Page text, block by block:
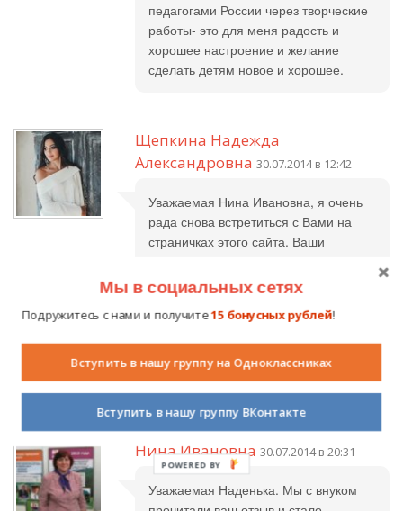
педагогами России через творческие
работы- это для меня радость и
хорошее настроение и желание
сделать детям новое и хорошее.
Щепкина Надежда
Александровна 30.07.2014 в 12:42
Уважаемая Нина Ивановна, я очень
рада снова встретиться с Вами на
страничках этого сайта. Ваши
стихотворения всегда наполнены
добротой, любовью к родному краю,
детям. Вот и эта сказка подарила мне
очень много положительных эмоций.
От меня Вам 5 звездочек! Удачи в
конкурсе!
Нина Ивановна 30.07.2014 в 20:31
Уважаемая Наденька. Мы с внуком
Мы в социальных сетях
Подружитесь с нами и получите15 бонусных рублей!
Вступить в нашу группу на Одноклассниках
Вступить в нашу группу ВКонтакте